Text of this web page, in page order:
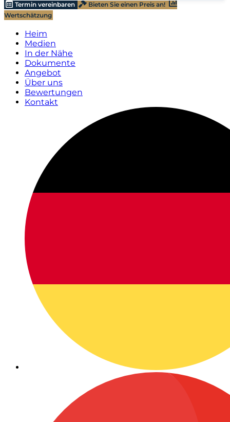
Termin vereinbaren
Bieten Sie einen Preis an!
Wertschätzung
Heim
Medien
In der Nähe
Dokumente
Angebot
Über uns
Bewertungen
Kontakt